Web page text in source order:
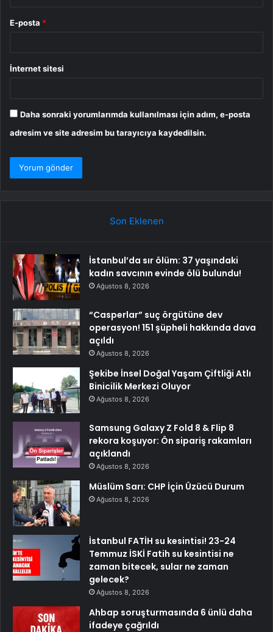
E-posta *
İnternet sitesi
Daha sonraki yorumlarımda kullanılması için adım, e-posta
adresim ve site adresim bu tarayıcıya kaydedilsin.
Son Eklenen
İstanbul’da sır ölüm: 37 yaşındaki
kadın savcının evinde ölü bulundu!
Ağustos 8, 2026
“Casperlar” suç örgütüne dev
operasyon! 151 şüpheli hakkında dava
açıldı
Ağustos 8, 2026
Şekibe İnsel Doğal Yaşam Çiftliği Atlı
Binicilik Merkezi Oluyor
Ağustos 8, 2026
Samsung Galaxy Z Fold 8 & Flip 8
rekora koşuyor: Ön sipariş rakamları
açıklandı
Ağustos 8, 2026
Müslüm Sarı: CHP İçin Üzücü Durum
Ağustos 8, 2026
İstanbul FATİH su kesintisi! 23-24
Temmuz İSKİ Fatih su kesintisi ne
zaman bitecek, sular ne zaman
gelecek?
Ağustos 8, 2026
Ahbap soruşturmasında 6 ünlü daha
ifadeye çağrıldı